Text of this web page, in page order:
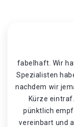
fabelhaft. Wir
Spezialisten
nachdem wir
Kürze
pünktlich
vereinbart und